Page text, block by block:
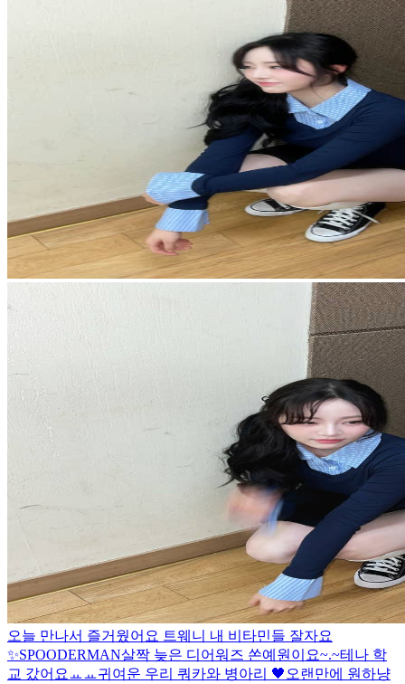
오늘 만나서 즐거웠어요 트웨니 내 비타민들 잘자요
✨️SPOODERMAN살짝 늦은 디어워즈 쏜예원이요~.~테나 학
교 갔어요ㅛㅛ귀여운 우리 쿼카와 병아리 🖤 오랜만에 원하냥